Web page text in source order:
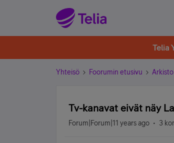
Telia
Yhteisö Foorumin etusivu Arkisto
Tv-kanavat eivät näy
Forum|Forum|11 years ago 3